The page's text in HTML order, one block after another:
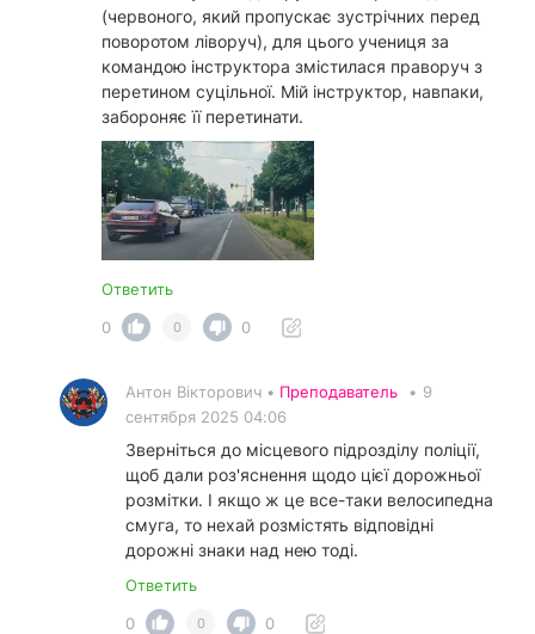
(червоного, який пропускає зустрічних перед
поворотом ліворуч), для цього учениця за
командою інструктора змістилася праворуч з
перетином суцільної. Мій інструктор, навпаки,
забороняє її перетинати.
Ответить
0
0 0
Антон Вікторович • Преподаватель • 9
сентября 2025 04:06
Зверніться до місцевого підрозділу поліції,
щоб дали роз'яснення щодо цієї дорожньої
розмітки. І якщо ж це все-таки велосипедна
смуга, то нехай розмістять відповідні
дорожні знаки над нею тоді.
Ответить
0
0 0